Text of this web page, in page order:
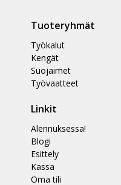
Tuoteryhmät
Työkalut
Kengät
Suojaimet
Työvaatteet
Linkit
Alennuksessa!
Blogi
Esittely
Kassa
Oma tili